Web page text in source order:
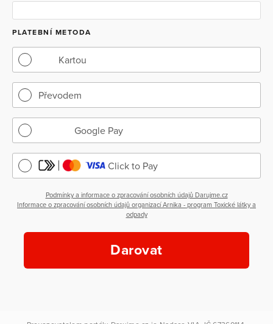
PLATEBNÍ METODA
Kartou
Převodem
Google Pay
Click to Pay
Podmínky a informace o zpracování osobních údajů Darujme.cz
Informace o zpracování osobních údajů organizací Arnika - program Toxické látky a
odpady
Darovat